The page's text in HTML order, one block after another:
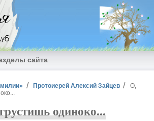
сайта
Протоиерей Алексий Зайцев
О,
одиноко...